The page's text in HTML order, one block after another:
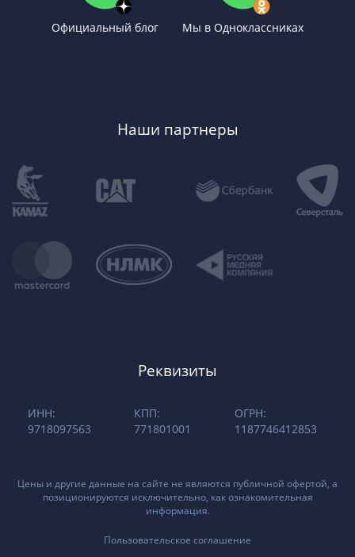
Официальный блог Мы в Одноклассниках
Наши партнеры
Реквизиты
ИНН:
9718097563
КПП:
771801001
ОГРН:
1187746412853
Цены и другие данные на сайте не являются публичной офертой, а
позиционируются исключительно, как ознакомительная
информация.
Пользовательское соглашение